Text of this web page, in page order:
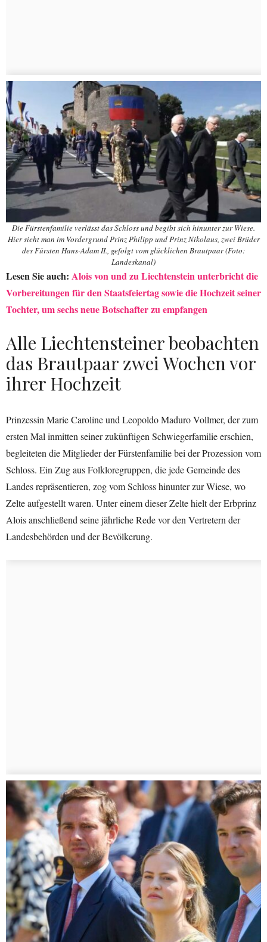
Die Fürstenfamilie verlässt das Schloss und begibt sich hinunter zur Wiese.
Hier sieht man im Vordergrund Prinz Philipp und Prinz Nikolaus, zwei Brüder
des Fürsten Hans-Adam II., gefolgt vom glücklichen Brautpaar (Foto:
Landeskanal)
Lesen Sie auch: Alois von und zu Liechtenstein unterbricht die
Vorbereitungen für den Staatsfeiertag sowie die Hochzeit seiner
Tochter, um sechs neue Botschafter zu empfangen
Alle Liechtensteiner beobachten
das Brautpaar zwei Wochen vor
ihrer Hochzeit
Prinzessin Marie Caroline und Leopoldo Maduro Vollmer, der zum
ersten Mal inmitten seiner zukünftigen Schwiegerfamilie erschien,
begleiteten die Mitglieder der Fürstenfamilie bei der Prozession vom
Schloss. Ein Zug aus Folkloregruppen, die jede Gemeinde des
Landes repräsentieren, zog vom Schloss hinunter zur Wiese, wo
Zelte aufgestellt waren. Unter einem dieser Zelte hielt der Erbprinz
Alois anschließend seine jährliche Rede vor den Vertretern der
Landesbehörden und der Bevölkerung.